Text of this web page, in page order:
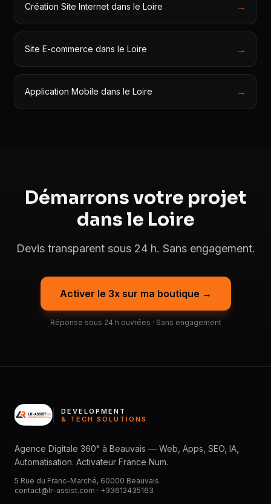
Création Site Internet dans le Loire →
Site E-commerce dans le Loire →
Application Mobile dans le Loire →
Démarrons votre projet
dans le Loire
Devis transparent sous 24 h. Sans engagement.
Activer le 3x sur ma boutique →
Réponse sous 24 h ouvrées · Sans engagement
DEVELOPMENT
& TECH SOLUTIONS
Agence Digitale 360° à Beauvais — Web, Apps, SEO, IA,
Automatisation. Activateur France Num.
5 Rue du Franc-Marché, 60000 Beauvais
contact@lr-assist.com · +33612435163